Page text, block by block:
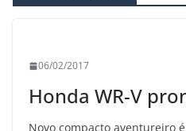
06/02/2017
Honda WR-V
Novo compacto aventureiro